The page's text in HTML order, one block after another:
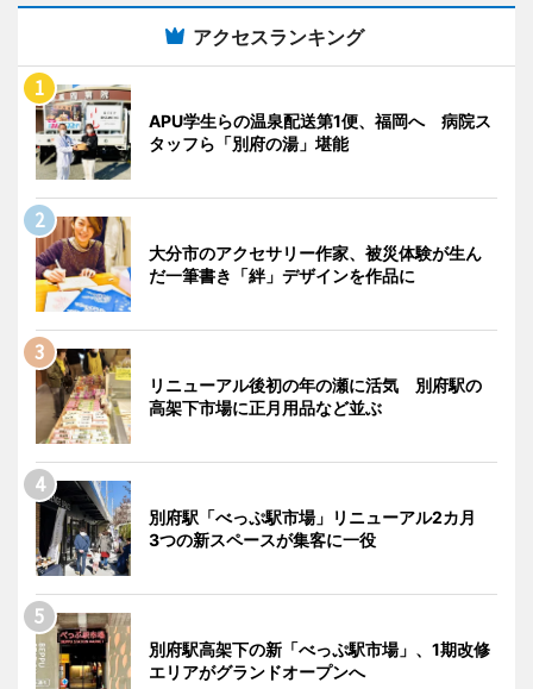
アクセスランキング
APU学生らの温泉配送第1便、福岡へ 病院ス
タッフら「別府の湯」堪能
大分市のアクセサリー作家、被災体験が生ん
だ一筆書き「絆」デザインを作品に
リニューアル後初の年の瀬に活気 別府駅の
高架下市場に正月用品など並ぶ
別府駅「べっぷ駅市場」リニューアル2カ月
3つの新スペースが集客に一役
別府駅高架下の新「べっぷ駅市場」、1期改修
エリアがグランドオープンへ